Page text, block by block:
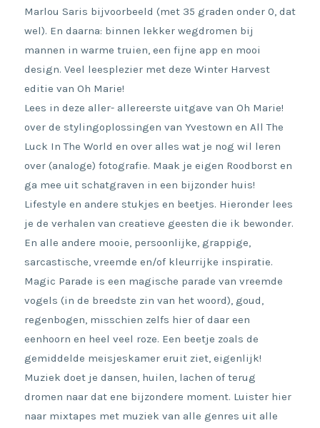
Marlou Saris bijvoorbeeld (met 35 graden onder 0, dat
wel). En daarna: binnen lekker wegdromen bij
mannen in warme truien, een fijne app en mooi
design. Veel leesplezier met deze Winter Harvest
editie van Oh Marie!
Lees in deze aller- allereerste uitgave van Oh Marie!
over de stylingoplossingen van Yvestown en All The
Luck In The World en over alles wat je nog wil leren
over (analoge) fotografie. Maak je eigen Roodborst en
ga mee uit schatgraven in een bijzonder huis!
Lifestyle en andere stukjes en beetjes. Hieronder lees
je de verhalen van creatieve geesten die ik bewonder.
En alle andere mooie, persoonlijke, grappige,
sarcastische, vreemde en/of kleurrijke inspiratie.
Magic Parade is een magische parade van vreemde
vogels (in de breedste zin van het woord), goud,
regenbogen, misschien zelfs hier of daar een
eenhoorn en heel veel roze. Een beetje zoals de
gemiddelde meisjeskamer eruit ziet, eigenlijk!
Muziek doet je dansen, huilen, lachen of terug
dromen naar dat ene bijzondere moment. Luister hier
naar mixtapes met muziek van alle genres uit alle